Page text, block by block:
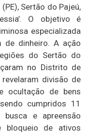
Sertão do Pajeú,
O objetivo é
especializada
de dinheiro. A ação
do Sertão do
no Distrito de
divisão de
ocultação de bens
cumpridos 11
e apreensão
bloqueio de ativos